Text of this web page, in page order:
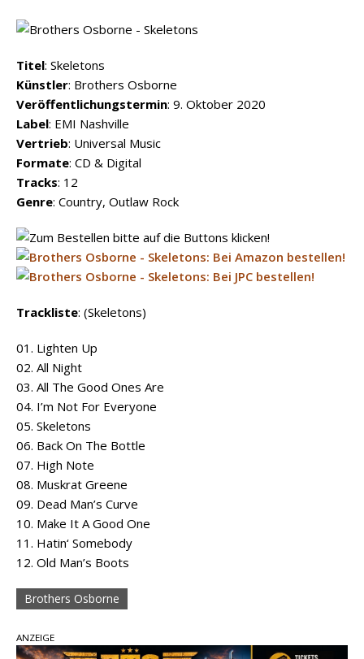
Titel: Skeletons
Künstler: Brothers Osborne
Veröffentlichungstermin: 9. Oktober 2020
Label: EMI Nashville
Vertrieb: Universal Music
Formate: CD & Digital
Tracks: 12
Genre: Country, Outlaw Rock
Trackliste: (Skeletons)
01. Lighten Up
02. All Night
03. All The Good Ones Are
04. I’m Not For Everyone
05. Skeletons
06. Back On The Bottle
07. High Note
08. Muskrat Greene
09. Dead Man’s Curve
10. Make It A Good One
11. Hatin‘ Somebody
12. Old Man’s Boots
Brothers Osborne
ANZEIGE